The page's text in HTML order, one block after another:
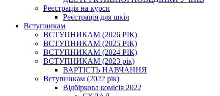
Реєстрація на курси
Реєстрація для шкіл
Вступникам
ВСТУПНИКАМ (2026 РІК)
ВСТУПНИКАМ (2025 РІК)
ВСТУПНИКАМ (2024 РІК)
ВСТУПНИКАМ (2023 рік)
ВАРТІСТЬ НАВЧАННЯ
Вступникам (2022 рік)
Відбіркова комісія 2022